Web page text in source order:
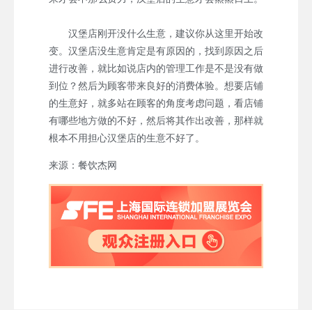
汉堡店刚开没什么生意，建议你从这里开始改
变。汉堡店没生意肯定是有原因的，找到原因之后
进行改善，就比如说店内的管理工作是不是没有做
到位？然后为顾客带来良好的消费体验。想要店铺
的生意好，就多站在顾客的角度考虑问题，看店铺
有哪些地方做的不好，然后将其作出改善，那样就
根本不用担心汉堡店的生意不好了。
来源：餐饮杰网